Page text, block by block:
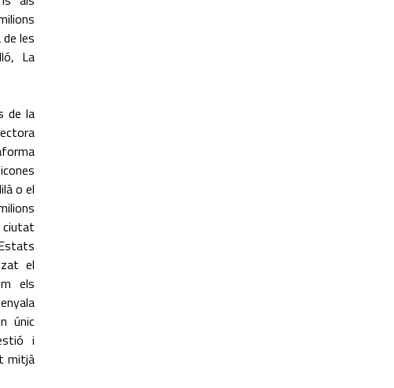
les
La
de la
o el
ciutat
el
els
únic
i
mitjà